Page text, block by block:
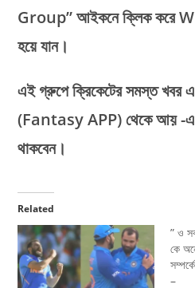
Group” আইকনে ক্লিক করে
হয়ে যান।
এই গ্রুপে ক্রিকেটের সমস্ত খবর
(Fantasy APP)থেকে আয় -
থাকবেন।
Related
” ও
কে
–